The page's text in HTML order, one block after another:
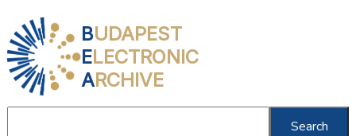
BUDAPEST
ELECTRONIC
ARCHIVE
Search